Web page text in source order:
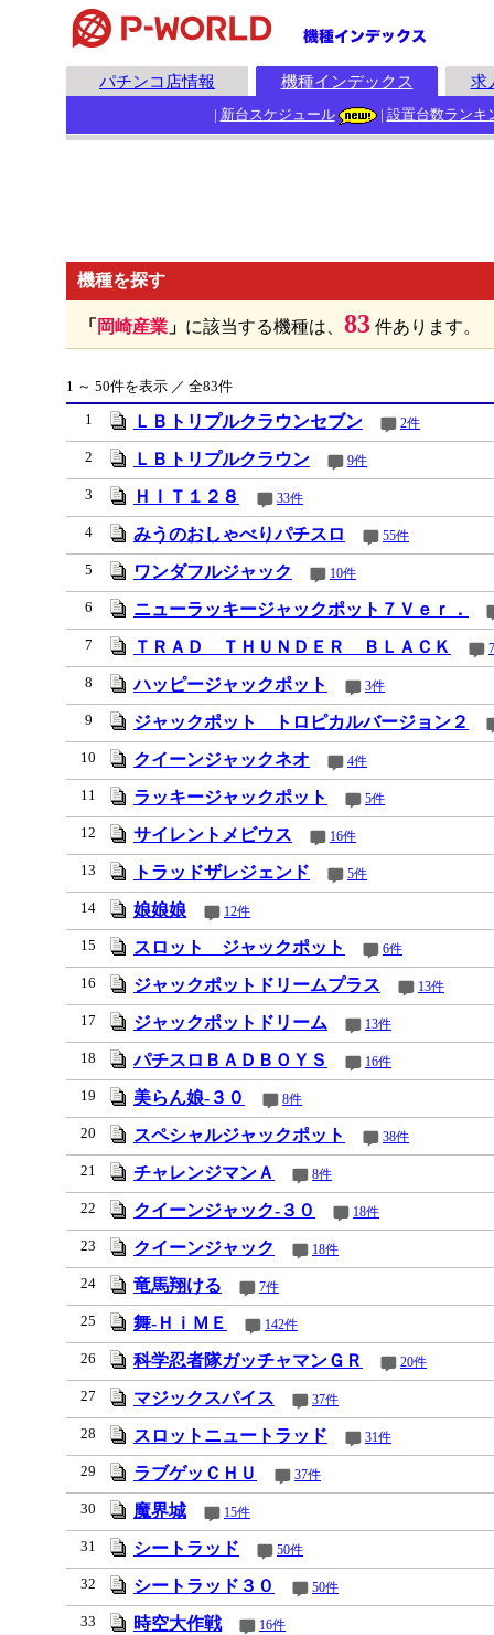
パチンコ店情報 機種インデックス 求
| 新台スケジュール | 設置台数ランキ
機種を探す
「 岡崎産業 」 に該当する機種は、 83 件あります。
1 ～ 50件を表示 ／ 全83件
1
ＬＢトリプルクラウンセブン 2件
2 ＬＢトリプルクラウン 9件
3 ＨＩＴ１２８ 33件
4 みうのおしゃべりパチスロ 55件
5 ワンダフルジャック 10件
6 ニューラッキージャックポット７Ｖｅｒ．
7 ＴＲＡＤ ＴＨＵＮＤＥＲ ＢＬＡＣＫ
8 ハッピージャックポット 3件
9 ジャックポット トロピカルバージョン２
10 クイーンジャックネオ 4件
11 ラッキージャックポット 5件
12 サイレントメビウス 16件
13 トラッドザレジェンド 5件
14 娘娘娘 12件
15 スロット ジャックポット 6件
16 ジャックポットドリームプラス 13件
17 ジャックポットドリーム 13件
18 パチスロＢＡＤＢＯＹＳ 16件
19 美らん娘‐３０ 8件
20 スペシャルジャックポット 38件
21 チャレンジマンＡ 8件
22 クイーンジャック‐３０ 18件
23 クイーンジャック 18件
24 竜馬翔ける 7件
25 舞‐ＨｉＭＥ 142件
26 科学忍者隊ガッチャマンＧＲ 20件
27 マジックスパイス 37件
28 スロットニュートラッド 31件
29 ラブゲッＣＨＵ 37件
30 魔界城 15件
31 シートラッド 50件
32 シートラッド３０ 50件
33 時空大作戦 16件